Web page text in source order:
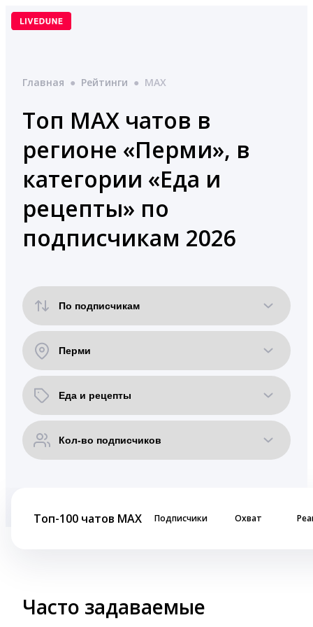
Перейти
Главная ● Рейтинги ● MAX
Топ MAX чатов в
регионе «Перми», в
категории «Еда и
рецепты» по
подписчикам 2026
Топ-100 чатов MAX Подписчики Охват
Часто задаваемые